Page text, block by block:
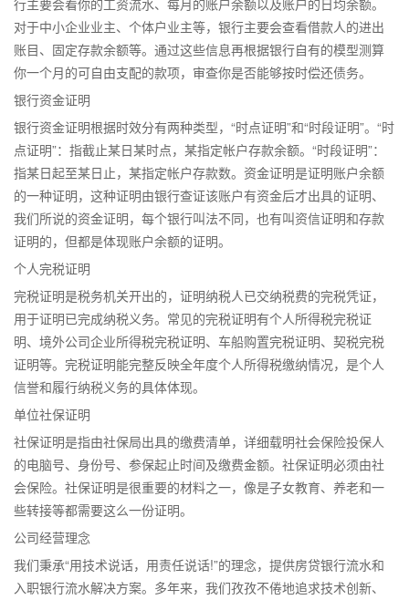
行主要会看你的工资流水、每月的账户余额以及账户的日均余额。
对于中小企业业主、个体户业主等，银行主要会查看借款人的进出
账目、固定存款余额等。通过这些信息再根据银行自有的模型测算
你一个月的可自由支配的款项，审查你是否能够按时偿还债务。
银行资金证明
银行资金证明根据时效分有两种类型，“时点证明”和“时段证明”。“时
点证明”：指截止某日某时点，某指定帐户存款余额。“时段证明”：
指某日起至某日止，某指定帐户存款数。资金证明是证明账户余额
的一种证明，这种证明由银行查证该账户有资金后才出具的证明、
我们所说的资金证明，每个银行叫法不同，也有叫资信证明和存款
证明的，但都是体现账户余额的证明。
个人完税证明
完税证明是税务机关开出的，证明纳税人已交纳税费的完税凭证，
用于证明已完成纳税义务。常见的完税证明有个人所得税完税证
明、境外公司企业所得税完税证明、车船购置完税证明、契税完税
证明等。完税证明能完整反映全年度个人所得税缴纳情况，是个人
信誉和履行纳税义务的具体体现。
单位社保证明
社保证明是指由社保局出具的缴费清单，详细载明社会保险投保人
的电脑号、身份号、参保起止时间及缴费金额。社保证明必须由社
会保险。社保证明是很重要的材料之一，像是子女教育、养老和一
些转接等都需要这么一份证明。
公司经营理念
我们秉承“用技术说话，用责任说话!”的理念，提供房贷银行流水和
入职银行流水解决方案。多年来，我们孜孜不倦地追求技术创新、